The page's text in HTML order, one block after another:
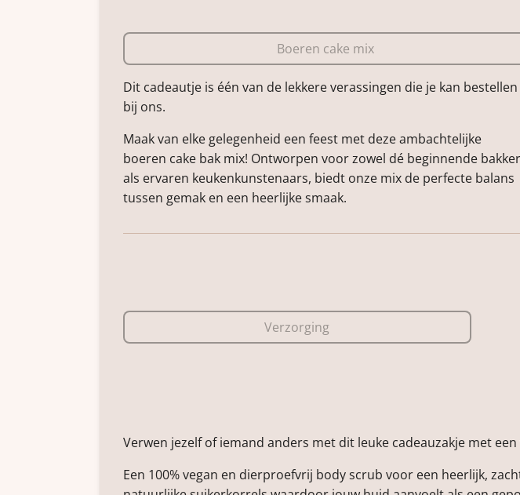
Boeren cake mix
Dit cadeautje is één van de lekkere verassingen die je kan bestellen
bij ons.
Maak van elke gelegenheid een feest met deze ambachtelijke
boeren cake bak mix! Ontworpen voor zowel dé beginnende
als ervaren keukenkunstenaars, biedt onze mix de perfecte balans
tussen gemak en een heerlijke smaak.
Verzorging
Verwen jezelf of iemand anders met dit leuke cadeauzakje met
Een 100% vegan en dierproefvrij body scrub voor een heerlijk,